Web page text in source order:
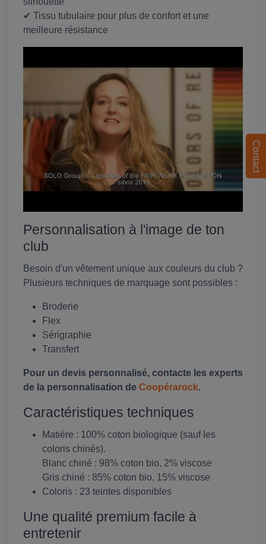
✔ Tissu tubulaire pour plus de confort et une
meilleure résistance
Personnalisation à l'image de ton
club
Besoin d'un vêtement unique aux couleurs du club ?
Plusieurs techniques de marquage sont possibles :
Broderie
Flex
Sérigraphie
Transfert
Pour un devis personnalisé, contacte les experts
de la personnalisation de Coopérarock.
Caractéristiques techniques
Matière : 100% coton biologique (sauf les
coloris chinés).
Blanc chiné : 98% coton bio, 2% viscose
Gris chiné : 85% coton bio, 15% viscose
Coloris : 23 teintes disponibles
Une qualité premium facile à
entretenir
Contact